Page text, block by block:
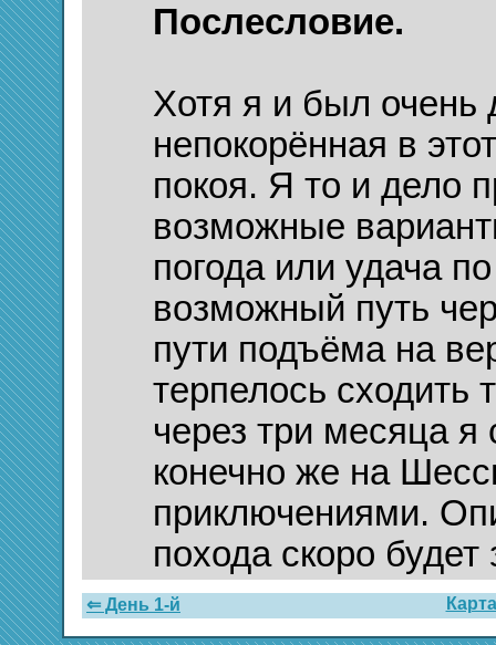
Послесловие.
Хотя я и был очень
непокорённая в
покоя. Я то и дело
возможные
погода или удача
возможный путь
пути подъёма на
терпелось сходить
через три месяца я
конечно же на
приключениями.
похода скоро будет
⇐ День 1-й Карта